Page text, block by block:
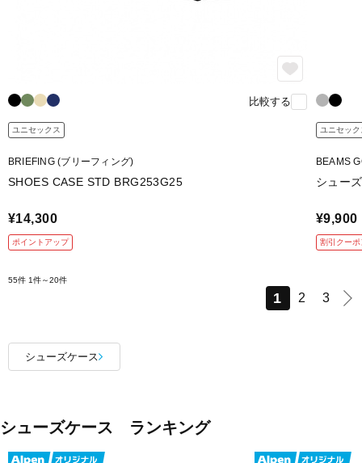
比較する
ユニセックス
BRIEFING (ブリーフィング)
SHOES CASE STD BRG253G25
¥14,300
ポイントアップ
ユニセック
BEAMS
シュー
¥9,900
割引クーポ
55件 1件～20件
1 2 3
シューズケース
シューズケース ランキング